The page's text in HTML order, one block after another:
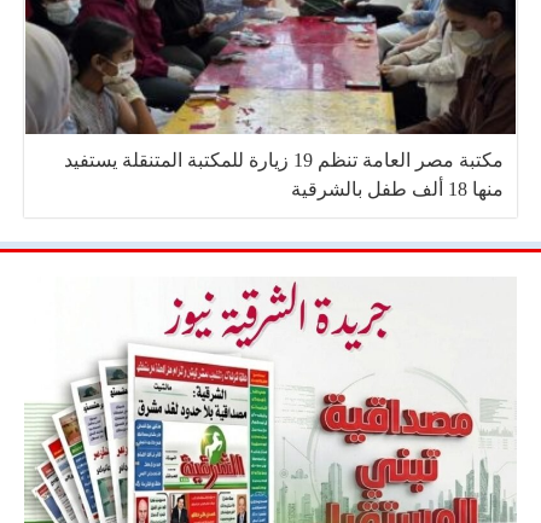
مكتبة مصر العامة تنظم 19 زيارة للمكتبة المتنقلة يستفيد
منها 18 ألف طفل بالشرقية